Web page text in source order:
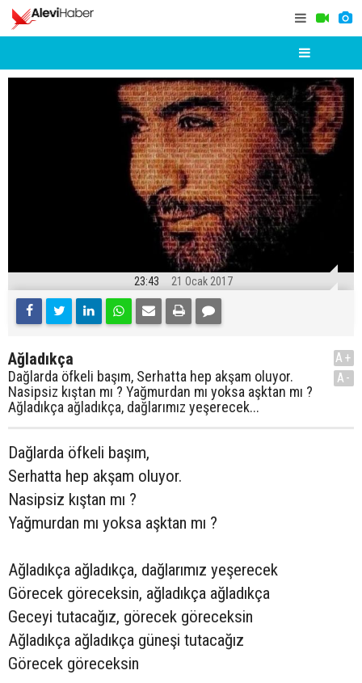
23:43 21 Ocak 2017
Ağladıkça
Dağlarda öfkeli başım, Serhatta hep akşam oluyor.
Nasipsiz kıştan mı ? Yağmurdan mı yoksa aşktan mı ?
Ağladıkça ağladıkça, dağlarımız yeşerecek...
A+
A-
Dağlarda öfkeli başım,
Serhatta hep akşam oluyor.
Nasipsiz kıştan mı ?
Yağmurdan mı yoksa aşktan mı ?
Ağladıkça ağladıkça, dağlarımız yeşerecek
Görecek göreceksin, ağladıkça ağladıkça
Geceyi tutacağız, görecek göreceksin
Ağladıkça ağladıkça güneşi tutacağız
Görecek göreceksin